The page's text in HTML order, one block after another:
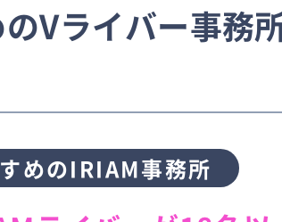
Vライバー事務
めのIRIAM事務所